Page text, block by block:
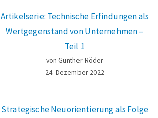
Artikelserie: Technische Erfindungen als
Wertgegenstand von Unternehmen –
Teil 1
von Gunther Röder
24. Dezember 2022
Strategische Neuorientierung als Folge